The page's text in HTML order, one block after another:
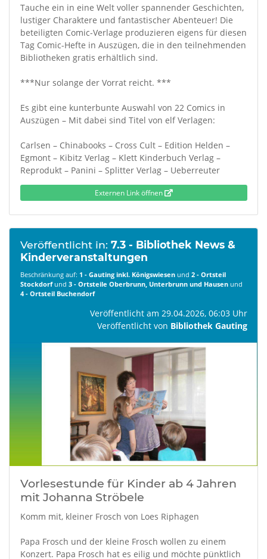
Tauche ein in eine Welt voller spannender Geschichten,
lustiger Charaktere und fantastischer Abenteuer! Die
beteiligten Comic-Verlage produzieren eigens für diesen
Tag Comic-Hefte in Auszügen, die in den teilnehmenden
Bibliotheken gratis erhältlich sind.
***Nur solange der Vorrat reicht. ***
Es gibt eine kunterbunte Auswahl von 22 Comics in
Auszügen – Mit dabei sind Titel von elf Verlagen:
Carlsen – Chinabooks – Cross Cult – Edition Helden –
Egmont – Kibitz Verlag – Klett Kinderbuch Verlag –
Reprodukt – Panini – Splitter Verlag – Ueberreuter
Externen Link öffnen
Veröffentlicht in: 7.3 - Bibliothek News &
Kinderveranstaltungen
Beschränkung auf: 1 - Gauting inkl. Königswiesen und 2 - Ortsteil
Stockdorf und 3 - Ortsteile Oberbrunn, Unterbrunn und Hausen und
4 - Ortsteil Buchendorf
Veröffentlicht am 29.04.2026, 06:03 Uhr
Veröffentlicht von Bibliothek Gauting
Vorlesestunde für Kinder ab 4 Jahren
mit Johanna Ströbele
Komm mit, kleiner Frosch von Loes Riphagen
Papa Frosch und der kleine Frosch wollen zu einem
Konzert. Papa Frosch hat es eilig und möchte pünktlich